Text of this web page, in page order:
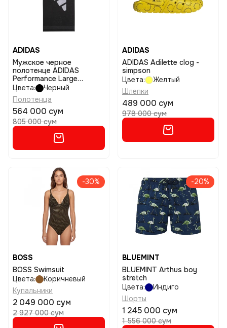
ADIDAS
Мужское черное
полотенце ADIDAS
Performance Large
размер ns
Цвета:
Черный
Полотенца
564 000 сум
805 000 сум
ADIDAS
ADIDAS Adilette clog -
simpson
Цвета:
Желтый
Шлепки
489 000 сум
978 000 сум
-30%
BOSS
BOSS Swimsuit
Цвета:
Коричневый
Купальники
2 049 000 сум
2 927 000 сум
-20%
BLUEMINT
BLUEMINT Arthus boy
stretch
Цвета:
Индиго
Шорты
1 245 000 сум
1 556 000 сум